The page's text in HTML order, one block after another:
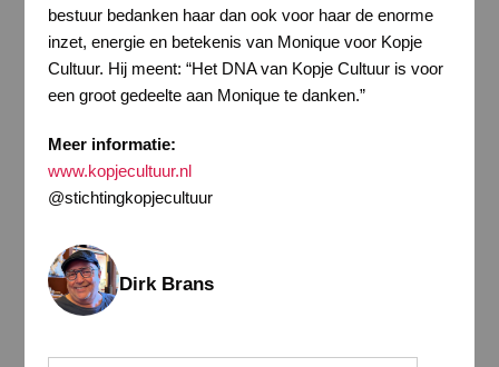
bestuur bedanken haar dan ook voor haar de enorme
inzet, energie en betekenis van Monique voor Kopje
Cultuur. Hij meent: “Het DNA van Kopje Cultuur is voor
een groot gedeelte aan Monique te danken.”
Meer informatie:
www.kopjecultuur.nl
@stichtingkopjecultuur
Dirk Brans